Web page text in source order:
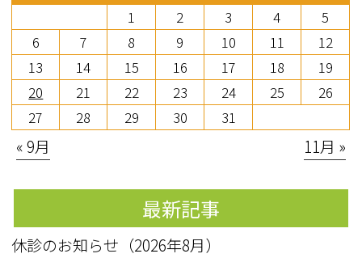
1 2 3 4
5
6
7 8 9 10 11
12
13
14 15 16 17 18
19
20
21 22 23 24 25
26
27
28 29 30 31
« 9月 11月 »
最新記事
休診のお知らせ（2026年8月）